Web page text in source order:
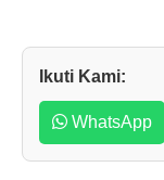
Ikuti Kami:
WhatsApp